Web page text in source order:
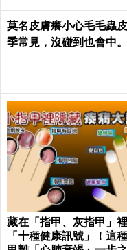
莫名皮膚癢小心毛毛蟲
季常見，沒碰到也會中。
藏在「指甲、灰指甲」
「十種健康訊號」！這